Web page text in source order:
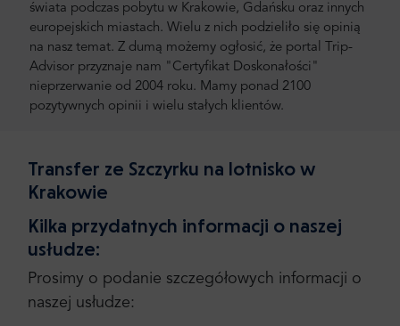
świata podczas pobytu w Krakowie, Gdańsku oraz innych
europejskich miastach. Wielu z nich podzieliło się opinią
na nasz temat. Z dumą możemy ogłosić, że portal Trip-
Advisor przyznaje nam "Certyfikat Doskonałości"
nieprzerwanie od 2004 roku. Mamy ponad 2100
pozytywnych opinii i wielu stałych klientów.
Transfer ze Szczyrku na lotnisko w
Krakowie
Kilka przydatnych informacji o naszej
usłudze:
Prosimy o podanie szczegółowych informacji o
naszej usłudze: